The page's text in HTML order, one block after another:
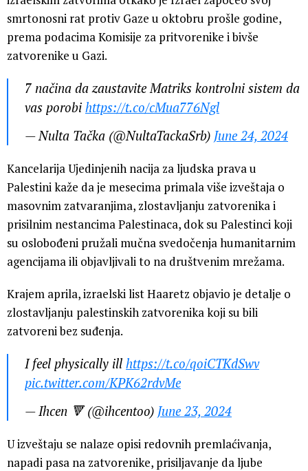
smrtonosni rat protiv Gaze u oktobru prošle godine,
prema podacima Komisije za pritvorenike i bivše
zatvorenike u Gazi.
7 načina da zaustavite Matriks kontrolni sistem da
vas porobi https://t.co/cMua776Ngl
— Nulta Tačka (@NultaTackaSrb) June 24, 2024
Kancelarija Ujedinjenih nacija za ljudska prava u
Palestini kaže da je mesecima primala više izveštaja o
masovnim zatvaranjima, zlostavljanju zatvorenika i
prisilnim nestancima Palestinaca, dok su Palestinci koji
su oslobođeni pružali mučna svedočenja humanitarnim
agencijama ili objavljivali to na društvenim mrežama.
Krajem aprila, izraelski list Haaretz objavio je detalje o
zlostavljanju palestinskih zatvorenika koji su bili
zatvoreni bez suđenja.
I feel physically ill https://t.co/qoiCTKdSwv
pic.twitter.com/KPK62rdvMe
— Ihcen 🔻 (@ihcentoo) June 23, 2024
U izveštaju se nalaze opisi redovnih premlaćivanja,
napadi pasa na zatvorenike, prisiljavanje da ljube